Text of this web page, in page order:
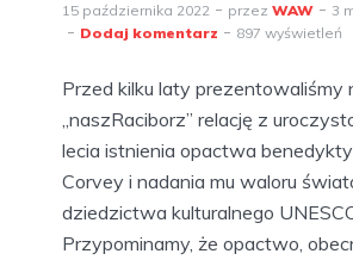
15 października 2022 przez WAW
3
Dodaj komentarz
897 wyświetleń
Przed kilku laty prezentowaliśmy
„naszRaciborz” relację z
lecia istnienia opactwa
Corvey i nadania mu waloru
dziedzictwa kulturalnego
Przypominamy, że opactwo,